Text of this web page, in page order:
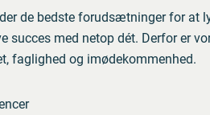
de bedste forudsætninger for at
succes med netop dét. Derfor er
faglighed og imødekommenhed.